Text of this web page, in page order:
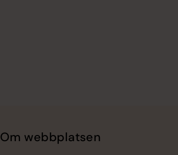
Om webbplatsen